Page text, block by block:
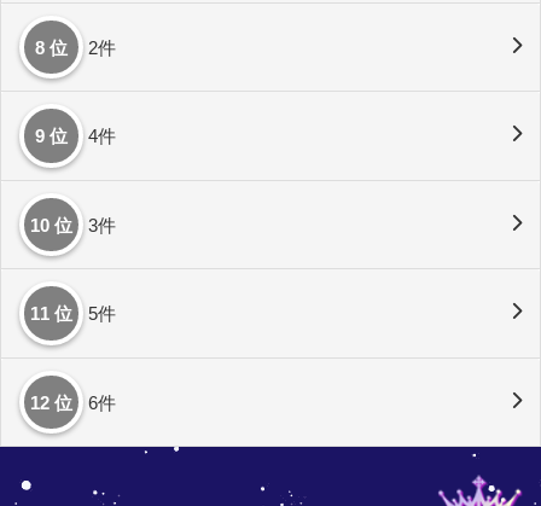
8 位 2件
9 位 4件
10 位 3件
11 位 5件
12 位 6件